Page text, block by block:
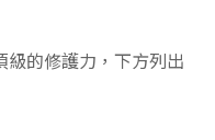
級的修護力，下方列出